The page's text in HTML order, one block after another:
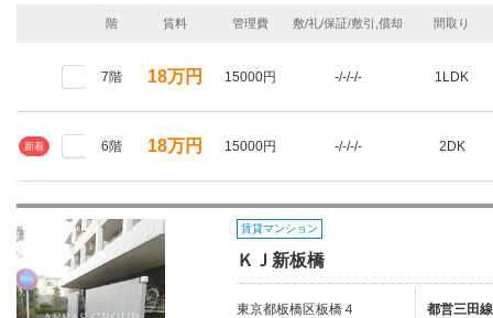
階 賃料 管理費 敷/礼/保証/敷引,償却 間取り
7階 18万円 15000円 -/-/-/- 1LDK
新着 6階 18万円 15000円 -/-/-/- 2DK
賃貸マンション
ＫＪ新板橋
東京都板橋区板橋４
都営三田